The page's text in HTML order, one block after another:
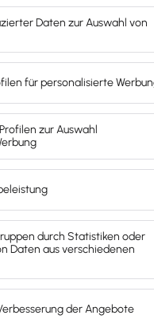
& Finanzen